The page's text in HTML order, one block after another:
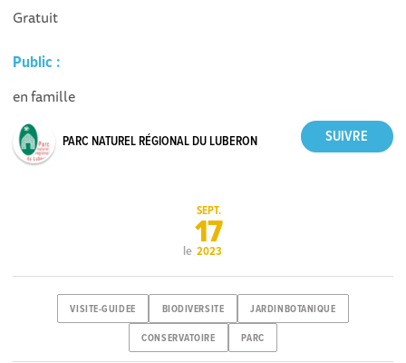
Gratuit
Public :
en famille
PARC NATUREL RÉGIONAL DU LUBERON
le
SEPT.
17
2023
VISITE-GUIDEE BIODIVERSITE JARDINBOTANIQUE
CONSERVATOIRE PARC